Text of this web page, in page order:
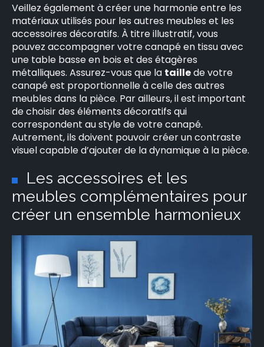
Veillez également à créer une harmonie entre les
matériaux utilisés pour les autres meubles et les
accessoires décoratifs. À titre illustratif, vous
pouvez accompagner votre canapé en tissu avec
une table basse en bois et des étagères
métalliques. Assurez-vous que la taillede votre
canapé est proportionnelle à celle des autres
meubles dans la pièce. Par ailleurs, il est important
de choisir des éléments décoratifs qui
correspondent au style de votre canapé.
Autrement, ils doivent pouvoir créer un contraste
visuel capable d’ajouter de la dynamique à la pièce.
Les accessoires et les
meubles complémentaires pour
créer un ensemble harmonieux